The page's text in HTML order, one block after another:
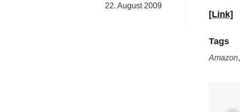
[Link]
Tags
Amazon,
22. August 2009